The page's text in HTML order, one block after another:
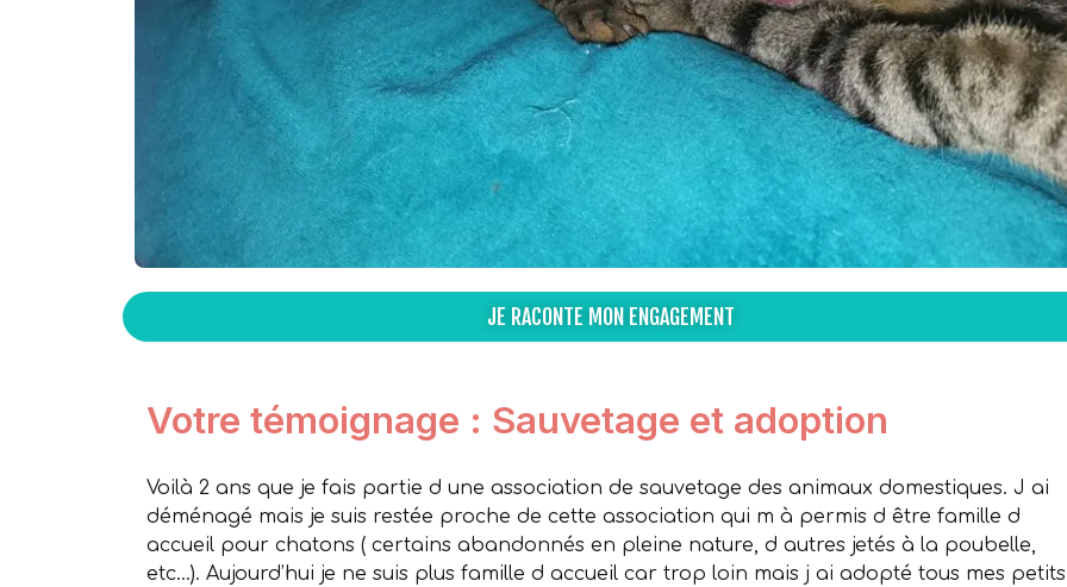
JE RACONTE MON ENGAGEMENT
Votre témoignage : Sauvetage et adoption
Voilà 2 ans que je fais partie d une association de sauvetage des animaux domestiques. J ai
déménagé mais je suis restée proche de cette association qui m à permis d être famille d
accueil pour chatons ( certains abandonnés en pleine nature, d autres jetés à la poubelle,
etc…). Aujourd’hui je ne suis plus famille d accueil car trop loin mais j ai adopté tous mes petits